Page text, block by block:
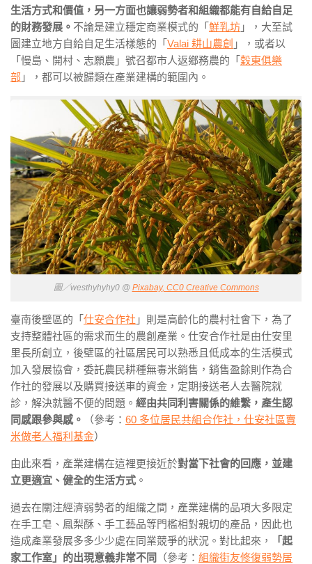
生活方式和價值，另一方面也讓弱勢者和組織都能有自給自足
的財務發展。 不論是建立穩定商業模式的「 鮮乳坊 」，大至試
圖建立地方自給自足生活樣態的「 Valai 耕山農創 」，或者以
「慢島、開村、志願農」號召都市人返鄉務農的「 穀東俱樂
部 」，都可以被歸類在產業建構的範圍內。
圖／westhyhyhy0 @ Pixabay, CC0 Creative Commons
臺南後壁區的「 仕安合作社 」則是高齡化的農村社會下，為了
支持整體社區的需求而生的農創產業。仕安合作社是由仕安里
里長所創立，後壁區的社區居民可以熟悉且低成本的生活模式
加入發展協會，委託農民耕種無毒米銷售，銷售盈餘則作為合
作社的發展以及購買接送車的資金，定期接送老人去醫院就
診，解決就醫不便的問題。 經由共同利害關係的維繫，產生認
同感跟參與感。
（參考： 60 多位居民共組合作社，仕安社區賣
米做老人福利基金）
由此來看，產業建構在這裡更接近於對當下社會的回應，並建
立更適宜、健全的生活方式 。
過去在關注經濟弱勢者的組織之間，產業建構的品項大多限定
在手工皂、鳳梨酥、手工藝品等門檻相對親切的產品，因此也
造成產業發展多多少少處在同業競爭的狀況。對比起來，
「起
家工作室」的出現意義非常不同
（參考： 組織街友修復弱勢居